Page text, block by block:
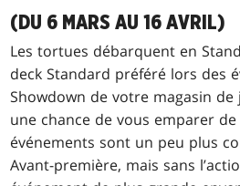
(DU 6 MARS AU 16 AVRIL)
Les tortues débarquent en
deck Standard préféré lors des
Showdown de votre magasin
une chance de vous emparer
événements sont un peu plus
Avant-première, mais sans